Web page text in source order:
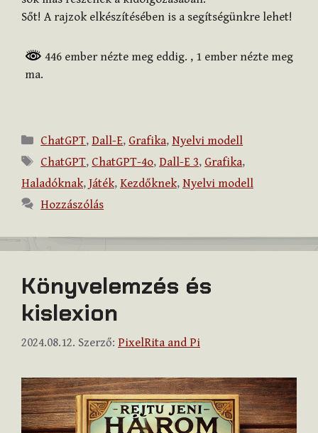
Sőt! A rajzok elkészítésében is a segítségünkre lehet!
446 ember nézte meg eddig. , 1 ember nézte meg
ma.
Kategória
ChatGPT, Dall-E, Grafika, Nyelvi modell
Címkék
ChatGPT, ChatGPT-4o, Dall-E 3, Grafika,
Haladóknak, Játék, Kezdőknek, Nyelvi modell
Hozzászólás
Könyvelemzés és
kislexion
2024.08.12. Szerző: PixelRita and Pi